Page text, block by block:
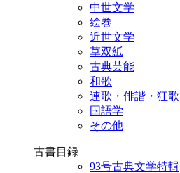
中世文学
絵巻
近世文学
草双紙
古典芸能
和歌
連歌・俳諧・狂歌
国語学
その他
古書目録
93号古典文学特輯